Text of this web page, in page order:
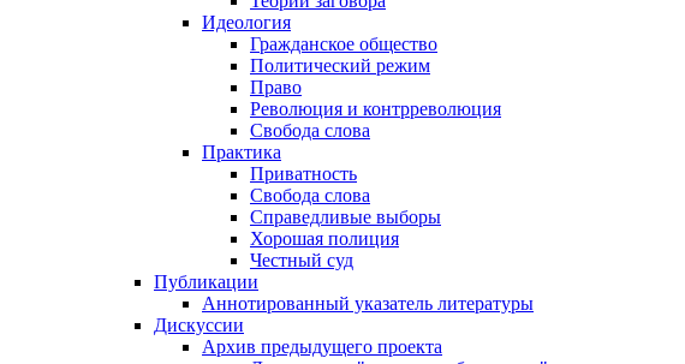
Идеология
Гражданское общество
Политический режим
Право
Революция и контрреволюция
Свобода слова
Практика
Приватность
Свобода слова
Справедливые выборы
Хорошая полиция
Честный суд
Публикации
Аннотированный указатель литературы
Дискуссии
Архив предыдущего проекта